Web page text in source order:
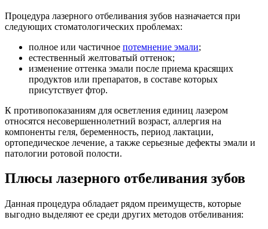
Процедура лазерного отбеливания зубов назначается при
следующих стоматологических проблемах:
полное или частичное потемнение эмали;
естественный желтоватый оттенок;
изменение оттенка эмали после приема красящих
продуктов или препаратов, в составе которых
присутствует фтор.
К противопоказаниям для осветления единиц лазером
относятся несовершеннолетний возраст, аллергия на
компоненты геля, беременность, период лактации,
ортопедическое лечение, а также серьезные дефекты эмали и
патологии ротовой полости.
Плюсы лазерного отбеливания зубов
Данная процедура обладает рядом преимуществ, которые
выгодно выделяют ее среди других методов отбеливания: